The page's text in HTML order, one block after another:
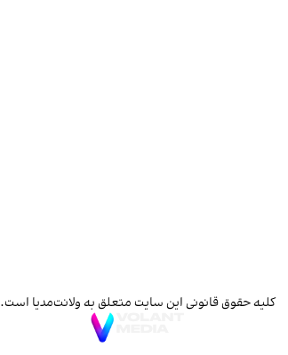
کلیه حقوق قانونی این سایت متعلق به ولانت‌مدیا است.